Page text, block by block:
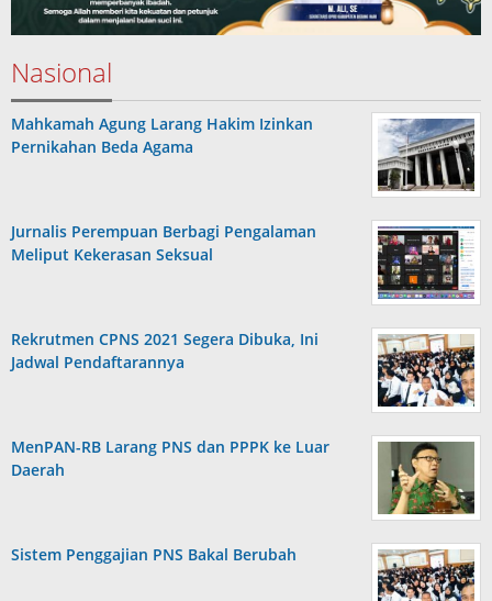
Nasional
Mahkamah Agung Larang Hakim Izinkan
Pernikahan Beda Agama
Jurnalis Perempuan Berbagi Pengalaman
Meliput Kekerasan Seksual
Rekrutmen CPNS 2021 Segera Dibuka, Ini
Jadwal Pendaftarannya
MenPAN-RB Larang PNS dan PPPK ke Luar
Daerah
Sistem Penggajian PNS Bakal Berubah